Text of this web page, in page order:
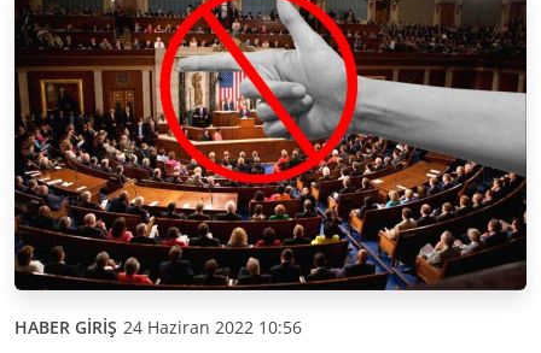
HABER GİRİŞ 24 Haziran 2022 10:56